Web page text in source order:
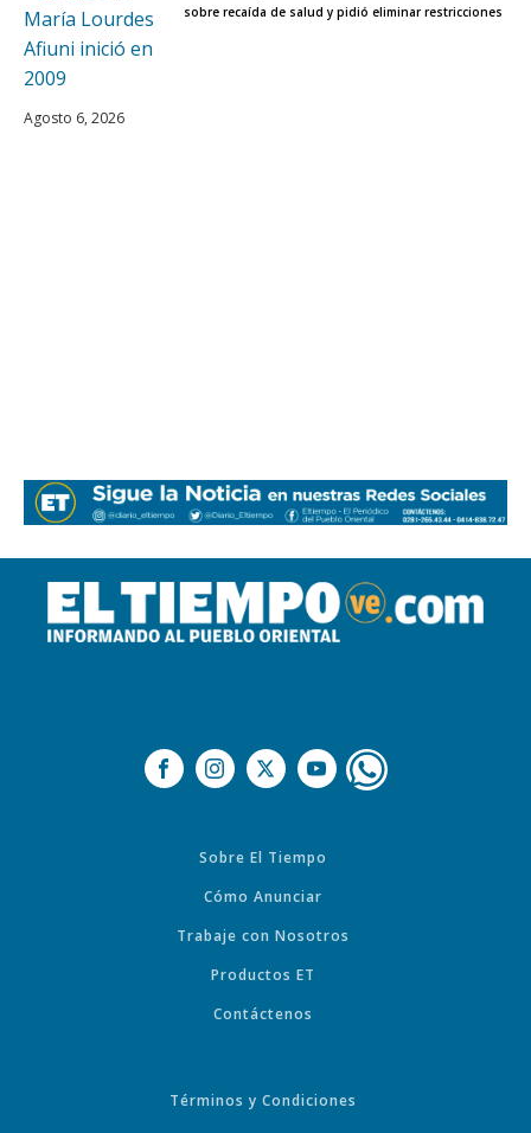
sobre recaída de salud y pidió eliminar restricciones
Agosto 6, 2026
Sobre El Tiempo
Cómo Anunciar
Trabaje con Nosotros
Productos ET
Contáctenos
Términos y Condiciones